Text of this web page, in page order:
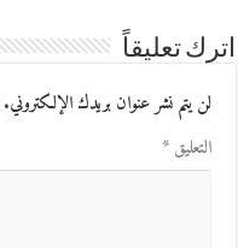
اترك تعليقاً
لن يتم نشر عنوان بريدك الإلكتروني.
التعليق*